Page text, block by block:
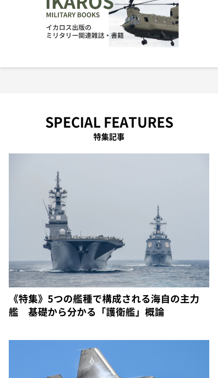
SPECIAL FEATURES
特集記事
《特集》5つの艦種で構成される海自の主力
艦 基礎から分かる「護衛艦」概論